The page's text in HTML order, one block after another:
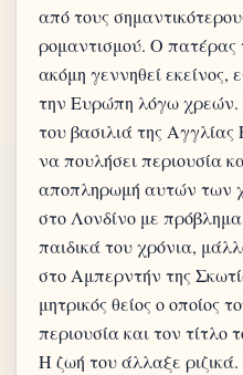
από τους
ρομαντισμού. Ο πατέρας
ακόμη γεννηθεί εκείνος,
την Ευρώπη λόγω χρεών.
του βασιλιά της
να πουλήσει περιουσία
αποπληρωμή αυτών των
στο Λονδίνο με
παιδικά του χρόνια,
στο Αμπερντήν της
μητρικός θείος ο οποίος
περιουσία και τον τίτλο
Η ζωή του άλλαξε